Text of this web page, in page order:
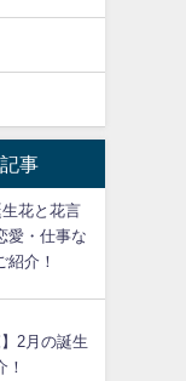
事
花と花言
愛・仕事な
紹介！
2月の誕生
！